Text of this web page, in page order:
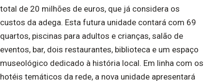
total de 20 milhões de euros, que já considera os
custos da adega. Esta futura unidade contará com 69
quartos, piscinas para adultos e crianças, salão de
eventos, bar, dois restaurantes, biblioteca e um espaço
museológico dedicado à história local. Em linha com os
hotéis temáticos da rede, a nova unidade apresentará